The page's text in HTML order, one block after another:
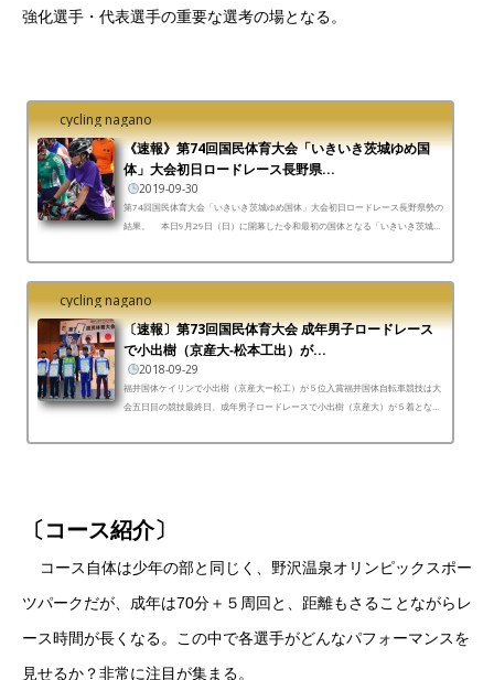
強化選手・代表選手の重要な選考の場となる。
cycling nagano
《速報》第74回国民体育大会「いきいき茨城ゆめ国
体」大会初日ロードレース長野県...
2019-09-30
第74回国民体育大会「いきいき茨城ゆめ国体」大会初日ロードレース長野県勢の
結果。 本日9月29日（日）に開幕した令和最初の国体となる「いきいき茨城ゆ
cycling nagano
〔速報〕第73回国民体育大会 成年男子ロードレース
で小出樹（京産大‐松本工出）が...
2018-09-29
福井国体ケイリンで小出樹（京産大ー松工）が５位入賞福井国体自転車競技は大
会五日目の競技最終日、成年男子ロードレースで小出樹（京産大）が５着とな
〔コース紹介〕
コース自体は少年の部と同じく、野沢温泉オリンピックスポー
ツパークだが、成年は70分＋５周回と、距離もさることながらレ
ース時間が長くなる。この中で各選手がどんなパフォーマンスを
見せるか？非常に注目が集まる。